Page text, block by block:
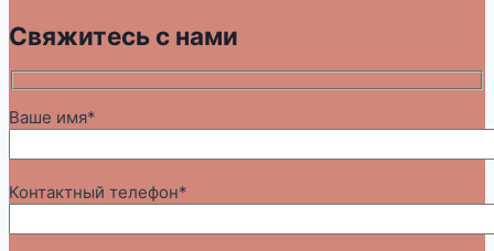
Свяжитесь с нами
Ваше имя*
Контактный телефон*